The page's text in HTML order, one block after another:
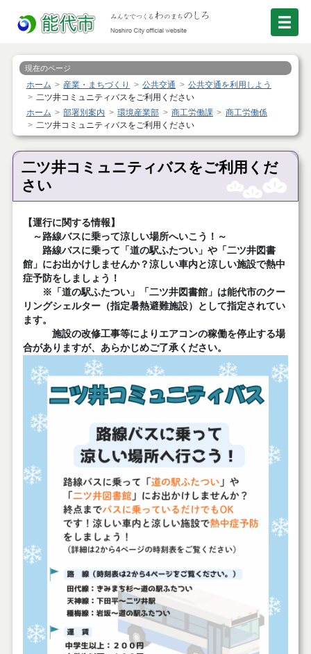
現在のページ
ホーム 産業・まちづくり 公共交通
公共交通を利用しよう
二ツ井コミュニティバスをご利用ください
ホーム
部署別案内 環境産業部 商工労働課
商工労働係
二ツ井コミュニティバスをご利用ください
二ツ井コミュニティバスをご利用くだ
さい
【運行に関する情報】
～路線バスに乗って涼しい場所へいこう！～
路線バスに乗って「道の駅ふたつい」や「二ツ井図書
館」にお出かけしませんか？涼しい車内と涼しい施設で熱中
症予防をしましょう！
※「道の駅ふたつい」「二ツ井図書館」は能代市のクー
リングシェルター（指定暑熱避難施設）として指定されてい
ます。
施設の改修工事等によりエアコンの稼働を停止する場
合がありますが、あらかじめご了承ください。